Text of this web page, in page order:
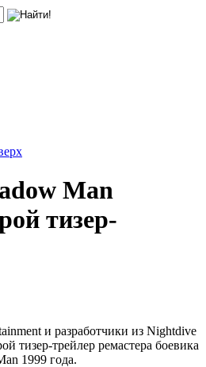
Man
тизер-
и разработчики из Nightdive
тизер-трейлер ремастера боевика
1999 года.